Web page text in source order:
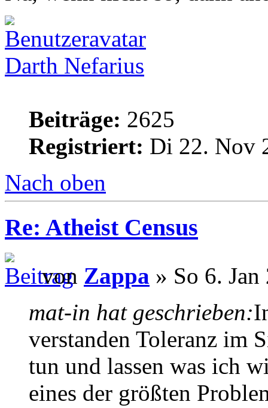
Darth Nefarius
Beiträge: 2625
Registriert: Di 22. Nov
Nach oben
Re: Atheist Census
von Zappa » So 6.
mat-in hat geschrieben:
verstanden Toleranz im
tun und lassen was ich
eines der größten